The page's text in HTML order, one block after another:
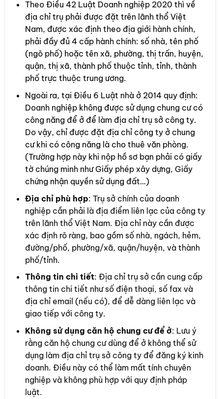
Theo Điều 42 Luật Doanh nghiệp 2020 thì về
địa chỉ trụ phải được đặt trên lãnh thổ Việt
Nam, được xác định theo địa giới hành chính,
phải đầy đủ 4 cấp hành chính: số nhà, tên phố
(ngõ phố) hoặc tên xã, phường, thị trấn, huyện,
quận, thị xã, thành phố thuộc tỉnh, tỉnh, thành
phố trực thuộc trung ương.
Ngoài ra, tại Điều 6 Luật nhà ở 2014 quy định:
Doanh nghiệp không được sử dụng chung cư có
công năng để ở để làm địa chỉ trụ sở công ty.
Do vậy, chỉ được đặt địa chỉ công ty ở chung
cư khi có công năng là cho thuê văn phòng.
(Trường hợp này khi nộp hồ sơ bạn phải có giấy
tờ chúng minh như Giấy phép xây dựng, Giấy
chứng nhận quyền sử dụng đất…)
Địa chỉ phù hợp: Trụ sở chính của doanh
nghiệp cần phải là địa điểm liên lạc của công ty
trên lãnh thổ Việt Nam. Địa chỉ này cần được
xác định rõ ràng, bao gồm số nhà, ngách, hẻm,
đường/phố, phường/xã, quận/huyện, và thành
phố/tỉnh.
Thông tin chi tiết: Địa chỉ trụ sở cần cung cấp
thông tin chi tiết như số điện thoại, số fax và
địa chỉ email (nếu có), để dễ dàng liên lạc và
giao tiếp với công ty.
Không sử dụng căn hộ chung cư để ở: Lưu ý
rằng căn hộ chung cư dùng để ở không thể sử
dụng làm địa chỉ trụ sở công ty để đăng ký kinh
doanh. Điều này có thể làm mất tính chuyên
nghiệp và không phù hợp với quy định pháp
luật.